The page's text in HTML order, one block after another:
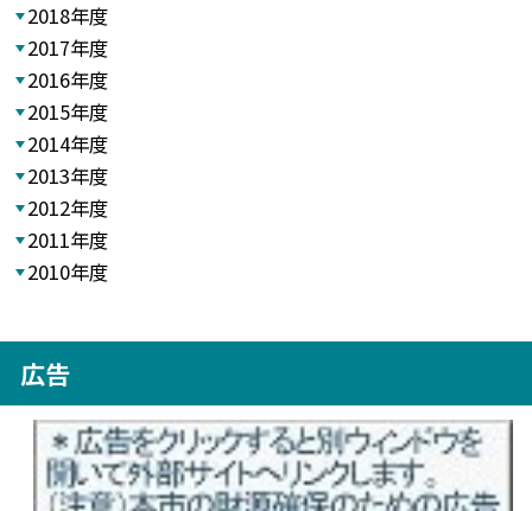
2018年度
2017年度
2016年度
2015年度
2014年度
2013年度
2012年度
2011年度
2010年度
広告